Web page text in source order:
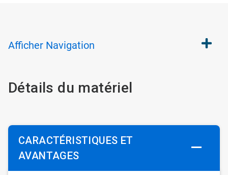
Afficher Navigation
Détails du matériel
CARACTÉRISTIQUES ET
AVANTAGES